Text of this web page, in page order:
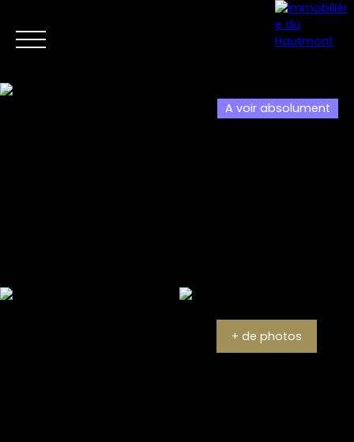
A voir absolument
+ de photos